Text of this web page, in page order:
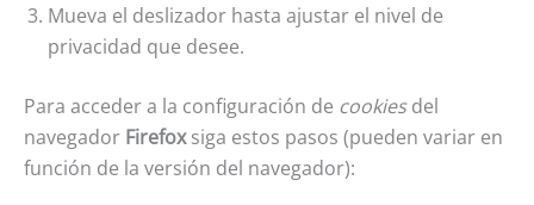
Mueva el deslizador hasta ajustar el nivel de
privacidad que desee.
Para acceder a la configuración de cookiesdel
navegador Firefoxsiga estos pasos (pueden variar en
función de la versión del navegador):